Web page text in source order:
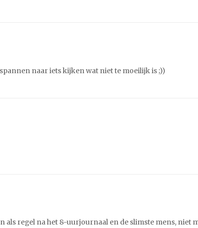
naar iets kijken wat niet te moeilijk is ;))
als regel na het 8-uurjournaal en de slimste mens, niet